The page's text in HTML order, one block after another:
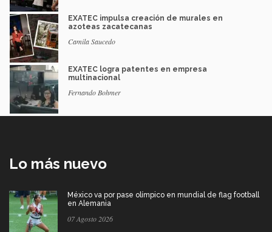
EXATEC impulsa creación de murales en
azoteas zacatecanas
Camila Saucedo
EXATEC logra patentes en empresa
multinacional
Fernando Bohmer
Lo más nuevo
México va por pase olímpico en mundial de flag football
en Alemania
07 Agosto 2026